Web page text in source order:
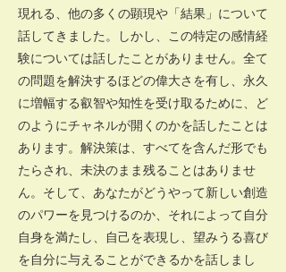
現れる、他の多くの顕現や「結果」について
話してきました。しかし、この特定の感情経
験については話したことがありません。全て
の問題を解決するほどの偉大さを有し、永久
に増幅する叡智や知性を受け取るために、ど
のようにチャネルが開くのかを話したことは
あります。解決策は、すべてを含んだ形でも
たらされ、未決のまま残ることはありませ
ん。そして、あなたがどうやって新しい創造
のパワーを見つけるのか、それによって自分
自身を満たし、自己を表現し、望みうる喜び
を自分に与えることができるかを話しまし